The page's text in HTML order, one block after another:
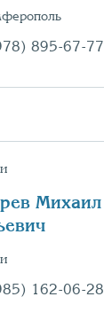
895-67-77
Михаил
162-06-28